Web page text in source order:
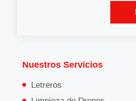
Nuestros Servicios
Letreros